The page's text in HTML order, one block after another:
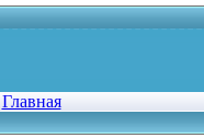
Главная